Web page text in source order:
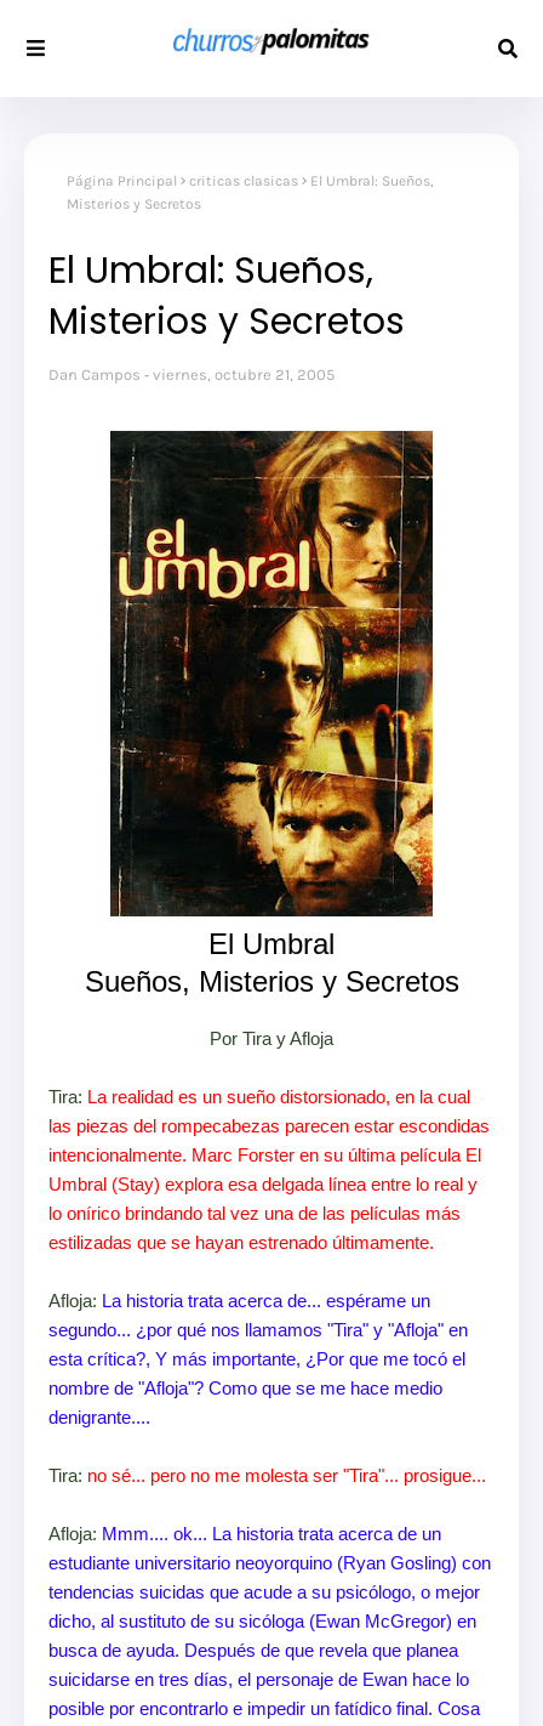
Página Principal criticas clasicas
El Umbral: Sueños,
Misterios y Secretos
El Umbral: Sueños,
Misterios y Secretos
Dan Campos viernes, octubre 21, 2005
El Umbral
Sueños, Misterios y Secretos
Por Tira y Afloja
Tira: La realidad es un sueño distorsionado, en la cual
las piezas del rompecabezas parecen estar escondidas
intencionalmente. Marc Forster en su última película El
Umbral (Stay) explora esa delgada línea entre lo real y
lo onírico brindando tal vez una de las películas más
estilizadas que se hayan estrenado últimamente.
Afloja: La historia trata acerca de... espérame un
segundo... ¿por qué nos llamamos "Tira" y "Afloja" en
esta crítica?, Y más importante, ¿Por que me tocó el
nombre de "Afloja"? Como que se me hace medio
denigrante....
Tira: no sé... pero no me molesta ser "Tira"... prosigue...
Afloja: Mmm.... ok... La historia trata acerca de un
estudiante universitario neoyorquino (Ryan Gosling) con
tendencias suicidas que acude a su psicólogo, o mejor
dicho, al sustituto de su sicóloga (Ewan McGregor) en
busca de ayuda. Después de que revela que planea
suicidarse en tres días, el personaje de Ewan hace lo
posible por encontrarlo e impedir un fatídico final. Cosa